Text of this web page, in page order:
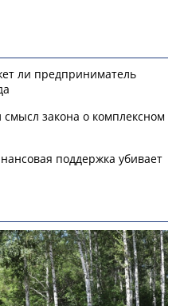
ли предприниматель
смысл закона о комплексном
поддержка убивает